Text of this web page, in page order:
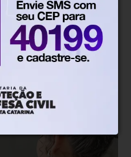
homens e
devem enviar